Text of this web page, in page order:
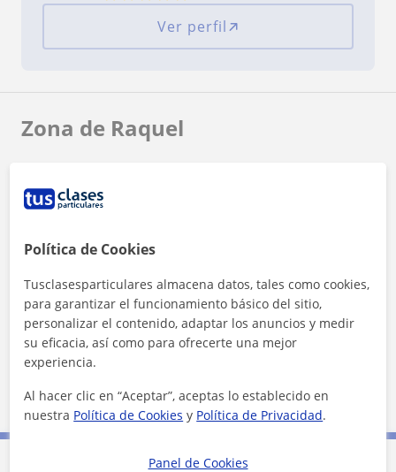
Ver perfil
Zona de Raquel
Madrid (Ciudad)
+ −
5 km
3 mi
Leaflet| © OpenStreetMapcontributors
Política de Cookies
Tusclasesparticulares almacena datos, tales como cookies,
para garantizar el funcionamiento básico del sitio,
personalizar el contenido, adaptar los anuncios y medir
su eficacia, así como para ofrecerte una mejor
experiencia.
Al hacer clic en “Aceptar”, aceptas lo establecido en
nuestra Política de Cookies y Política de Privacidad.
Panel de Cookies